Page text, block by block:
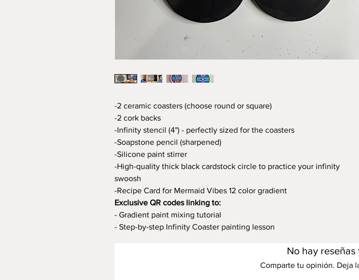
-2 ceramic coasters (choose round or square)
-2 cork backs
-Infinity stencil (4") - perfectly sized for the coasters
-Soapstone pencil (sharpened)
-Silicone paint stirrer
-High-quality thick black cardstock circle to practice your infinity
swoosh
-Recipe Card for Mermaid Vibes 12 color gradient
Exclusive QR codes linking to:
- Gradient paint mixing tutorial
- Step-by-step Infinity Coaster painting lesson
No hay reseñas
Comparte tu opinión. Deja